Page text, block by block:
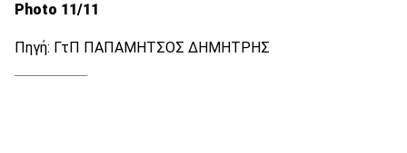
Photo 11/11
Πηγή: ΓτΠ ΠΑΠΑΜΗΤΣΟΣ ΔΗΜΗΤΡΗΣ